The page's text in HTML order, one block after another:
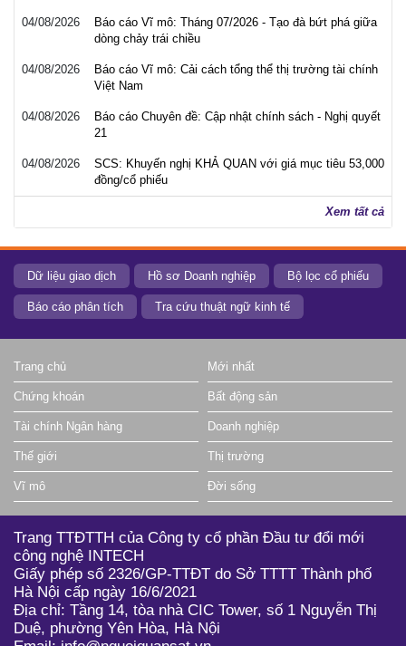
04/08/2026
Báo cáo Vĩ mô: Tháng 07/2026 - Tạo đà bứt phá giữa
dòng chảy trái chiều
04/08/2026
Báo cáo Vĩ mô: Cải cách tổng thể thị trường tài chính
Việt Nam
04/08/2026
Báo cáo Chuyên đề: Cập nhật chính sách - Nghị quyết
21
04/08/2026
SCS: Khuyến nghị KHẢ QUAN với giá mục tiêu 53,000
đồng/cổ phiếu
Xem tất cả
Dữ liệu giao dịch Hồ sơ Doanh nghiệp Bộ lọc cổ phiếu
Báo cáo phân tích Tra cứu thuật ngữ kinh tế
Trang chủ Mới nhất
Chứng khoán Bất động sản
Tài chính Ngân hàng Doanh nghiệp
Thế giới Thị trường
Vĩ mô Đời sống
Trang TTĐTTH của Công ty cổ phần Đầu tư đổi mới
công nghệ INTECH
Giấy phép số 2326/GP-TTĐT do Sở TTTT Thành phố
Hà Nội cấp ngày 16/6/2021
Địa chỉ: Tầng 14, tòa nhà CIC Tower, số 1 Nguyễn Thị
Duệ, phường Yên Hòa, Hà Nội